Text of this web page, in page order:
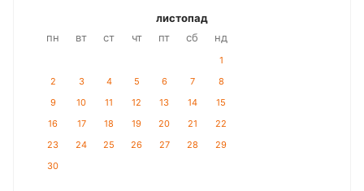
листопад
пн
вт ст чт пт сб нд
1
2
3 4 5 6 7
8
9
10 11 12 13 14
15
16
17 18 19 20 21
22
23
24 25 26 27 28
29
30